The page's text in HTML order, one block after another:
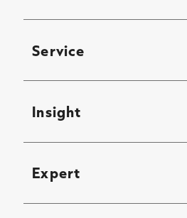
Service
Insight
Expert